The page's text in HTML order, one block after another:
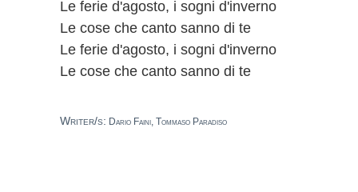
Le ferie d'agosto, i sogni d'inverno
Le cose che canto sanno di te
Le ferie d'agosto, i sogni d'inverno
Le cose che canto sanno di te
Writer/s: Dario Faini, Tommaso Paradiso